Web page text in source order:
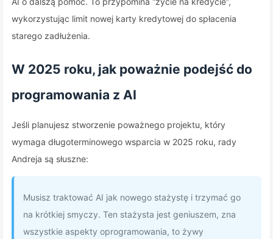
wykorzystując limit nowej karty kredytowej do spłacenia
starego zadłużenia.
W 2025 roku, jak poważnie podejść do
programowania z AI
Jeśli planujesz stworzenie poważnego projektu, który
wymaga długoterminowego wsparcia w 2025 roku, rady
Andreja są słuszne:
Musisz traktować AI jak nowego stażystę i trzymać go
na krótkiej smyczy. Ten stażysta jest geniuszem, zna
wszystkie aspekty oprogramowania, to żywy